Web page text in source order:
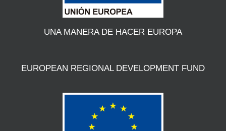
UNA MANERA DE HACER EUROPA
EUROPEAN REGIONAL DEVELOPMENT FUND